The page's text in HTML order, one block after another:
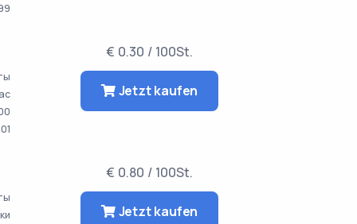
€ 0.30 / 100St.
Jetzt kaufen
€ 0.80 / 100St.
Jetzt kaufen